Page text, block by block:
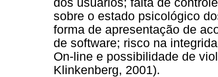
sobre o estado psicológico
forma de apresentação de
de software; risco na
On-line e possibilidade de
Klinkenberg, 2001).